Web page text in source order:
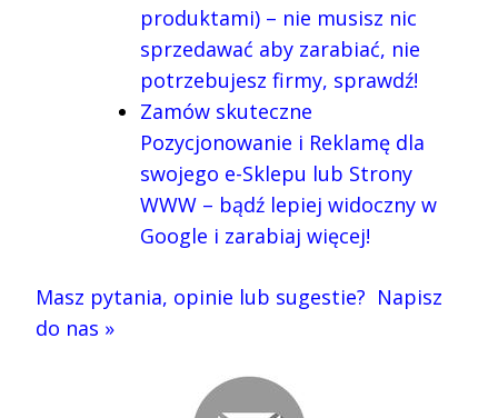
produktami) – nie musisz nic
sprzedawać aby zarabiać, nie
potrzebujesz firmy, sprawdź!
Zamów skuteczne
Pozycjonowanie i Reklamę dla
swojego e-Sklepu lub Strony
WWW – bądź lepiej widoczny w
Google i zarabiaj więcej!
Masz pytania, opinie lub sugestie? Napisz
do nas »